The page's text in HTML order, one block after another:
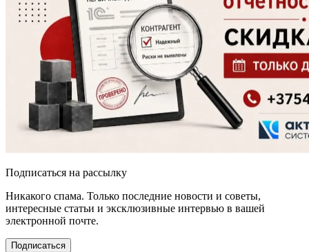
Подписаться на рассылку
Никакого спама. Только последние новости и советы,
интересные статьи и эксклюзивные интервью в вашей
электронной почте.
Подписаться